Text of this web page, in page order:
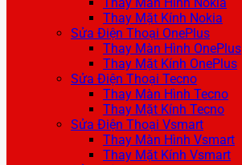
Thay Mặt Kính Nokia
Sửa Điện Thoại OnePlus
Thay Màn Hình OnePlus
Thay Mặt Kính OnePlus
Sửa Điện Thoại Tecno
Thay Màn Hình Tecno
Thay Mặt Kính Tecno
Sửa Điện Thoại Vsmart
Thay Màn Hình Vsmart
Thay Mặt Kính Vsmart